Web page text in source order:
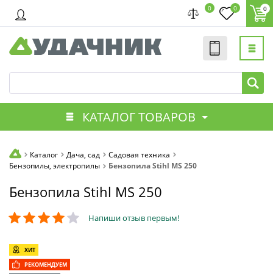
0 0 0
КАТАЛОГ ТОВАРОВ
Каталог Дача, сад
Садовая техника
Бензопилы, электропилы
Бензопила Stihl MS 250
Бензопила Stihl MS 250
Напиши отзыв первым!
ХИТ
РЕКОМЕНДУЕМ